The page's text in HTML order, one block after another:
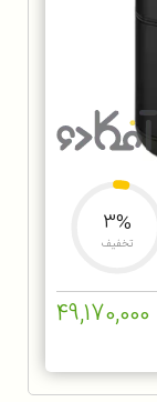
3%
تخفیف
49,170,000